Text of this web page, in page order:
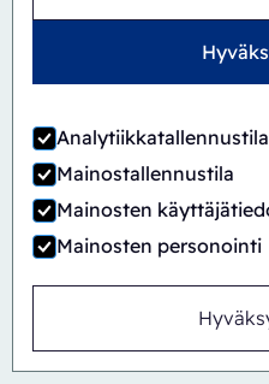
Analytiikkatallennustila
Mainostallennustila
Mainosten
Mainosten personointi
AutomaattinenInline
CBS/PH30-1428-CS